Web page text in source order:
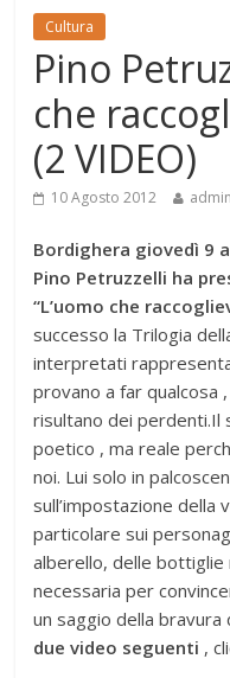
Cultura
Pino
che
(2 VIDEO)
10 Agosto 2012 admin
Bordighera giovedì 9
Pino Petruzzelli ha
“L’uomo che
successo la Trilogia
interpretati
provano a far qualcosa
risultano dei perdenti.Il
poetico , ma reale
noi. Lui solo in
sull’impostazione della
particolare sui
alberello, delle bottiglie
necessaria per
un saggio della
due video seguenti ,